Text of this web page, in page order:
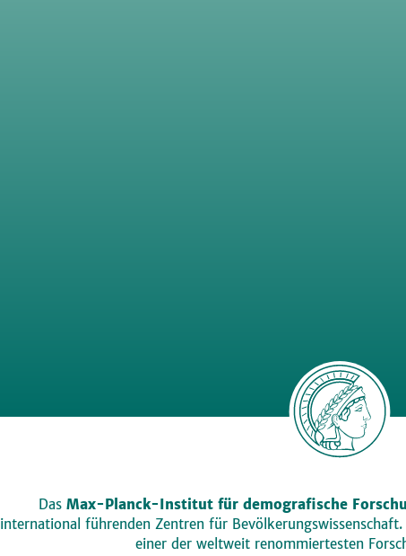
Das Max-Planck-Institut für demografische
international führenden Zentren für
einer der weltweit renommiertesten